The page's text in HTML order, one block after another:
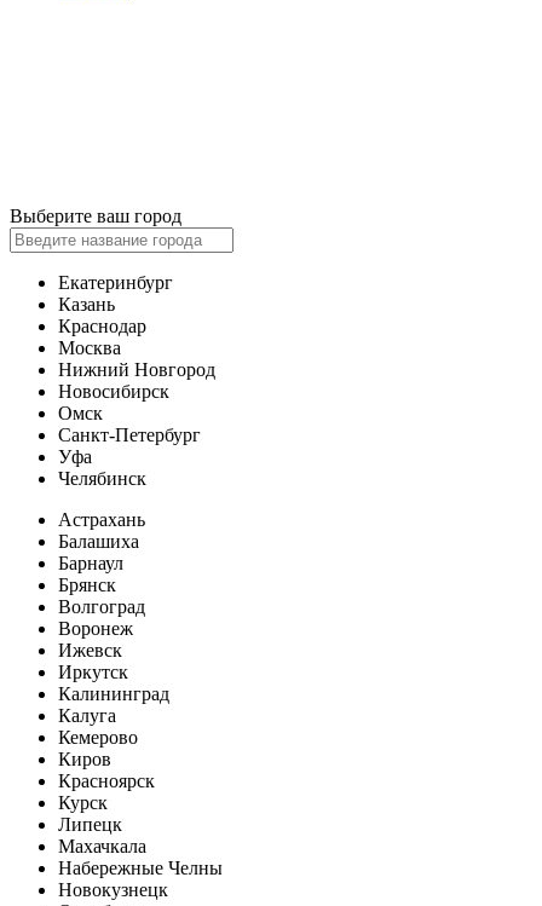
Выберите ваш город
Екатеринбург
Казань
Краснодар
Москва
Нижний Новгород
Новосибирск
Омск
Санкт-Петербург
Уфа
Челябинск
Астрахань
Балашиха
Барнаул
Брянск
Волгоград
Воронеж
Ижевск
Иркутск
Калининград
Калуга
Кемерово
Киров
Красноярск
Курск
Липецк
Махачкала
Набережные Челны
Новокузнецк